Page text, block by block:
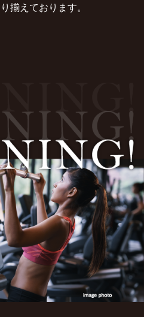
揃えております。